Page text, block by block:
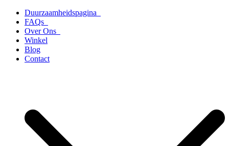
naar
inhoud
Duurzaamheidspagina
FAQs
Over Ons
Winkel
Blog
Contact